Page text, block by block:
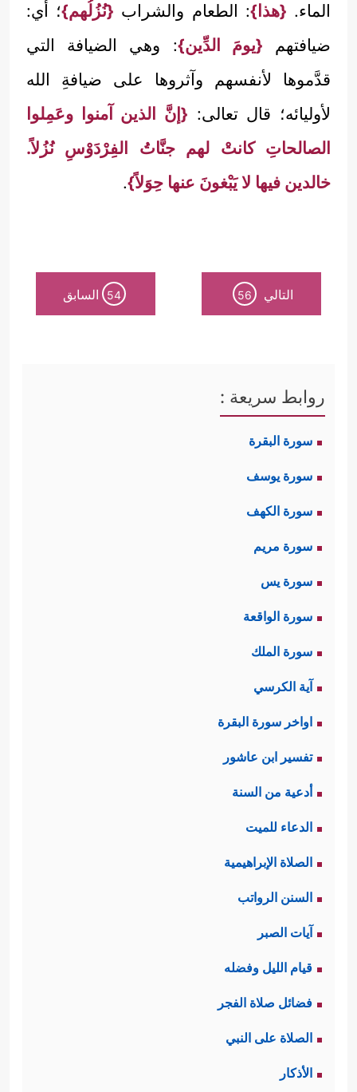
الماء. {هذا}: الطعام والشراب {نُزُلُهم}؛ أي:
ضيافتهم {يومَ الدِّين}: وهي الضيافة التي
قدَّموها لأنفسهم وآثروها على ضيافةِ الله
لأوليائه؛ قال تعالى: {إنَّ الذين آمنوا وعَمِلوا
الصالحاتِ كانتْ لهم جنَّاتُ الفِرْدَوْسِ نُزُلاً.
خالدين فيها لا يَبْغونَ عنها حِوَلاً}.
التالي 56
54 السابق
روابط سريعة :
سورة البقرة
سورة يوسف
سورة الكهف
سورة مريم
سورة يس
سورة الواقعة
سورة الملك
آية الكرسي
اواخر سورة البقرة
تفسير ابن عاشور
أدعية من السنة
الدعاء للميت
الصلاة الإبراهيمية
السنن الرواتب
آيات الصبر
قيام الليل وفضله
فضائل صلاة الفجر
الصلاة على النبي
الأذكار